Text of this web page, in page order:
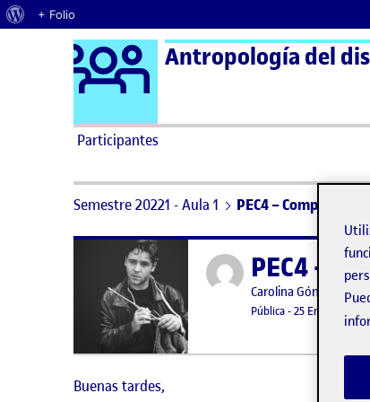
Acerca de WordPress
+ Folio
Saltar al contenido Logo Ágora
Antropología del
Participantes
Semestre 20221 - Aula 1 PEC4 – Compartir
Publicado porPEC4 –
Publicado por
Carolina Gómez
Visibilidad:
Pública-Fecha de
25 Ene 2023
Buenas tardes,